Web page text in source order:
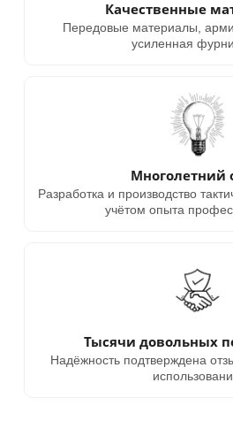
Качественные
Передовые материалы,
усиленная
Многолетний
Разработка и производство
учётом опыта
Тысячи довольных
Надёжность подтверждена